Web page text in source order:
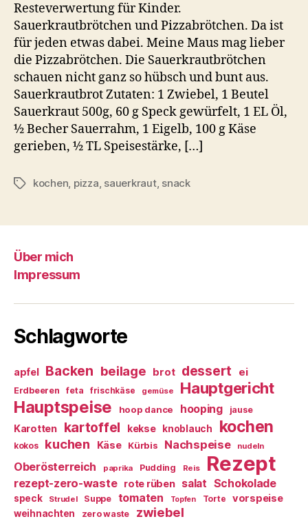
Resteverwertung für Kinder.
Sauerkrautbrötchen und Pizzabrötchen. Da ist
für jeden etwas dabei. Meine Maus mag lieber
die Pizzabrötchen. Die Sauerkrautbrötchen
schauen nicht ganz so hübsch und bunt aus.
Sauerkrautbrot Zutaten: 1 Zwiebel, 1 Beutel
Sauerkraut 500g, 60 g Speck gewürfelt, 1 EL Öl,
½ Becher Sauerrahm, 1 Eigelb, 100 g Käse
gerieben, ½ TL Speisestärke, […]
Schlagwörter
kochen, pizza, sauerkraut, snack
Über mich
Impressum
Schlagworte
apfel Backen beilage brot dessert ei
Erdbeeren feta frischkäse gemüse Hauptgericht
Hauptspeise hoop dance hooping jause
Karotten kartoffel kekse knoblauch kochen
kokos kuchen Käse Kürbis Nachspeise nudeln
Oberösterreich paprika Pudding Reis Rezept
rezept-zero-waste rote rüben salat Schokolade
speck Strudel Suppe tomaten Topfen Torte vorspeise
weihnachten zero waste zwiebel